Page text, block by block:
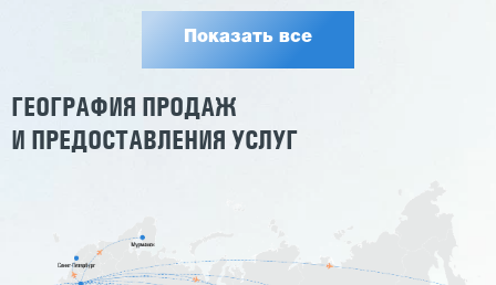
Показать все
ГЕОГРАФИЯ ПРОДАЖ
И ПРЕДОСТАВЛЕНИЯ УСЛУГ